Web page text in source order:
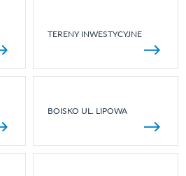
TERENY INWESTYCYJNE
BOISKO UL. LIPOWA